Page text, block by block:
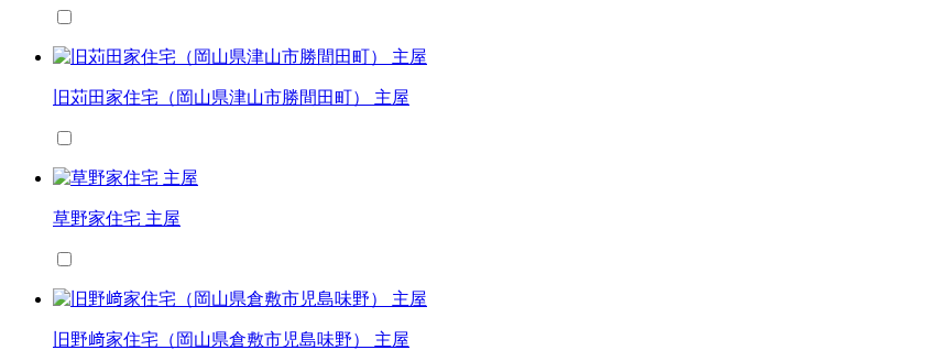
旧苅田家住宅（岡山県津山市勝間田町） 主屋
草野家住宅 主屋
旧野﨑家住宅（岡山県倉敷市児島味野） 主屋